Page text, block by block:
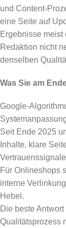
und Content-
eine Seite auf
Ergebnisse meist
Redaktion nicht
denselben
Was Sie am
Google-
Seit Ende 2025
Inhalte, klare
Für Onlineshops
interne
Hebel.
Die beste
Qualitätsprozess